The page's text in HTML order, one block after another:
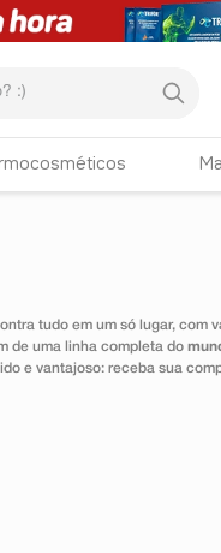
tudo em um só lugar, com
de uma linha completa do
e vantajoso: receba sua